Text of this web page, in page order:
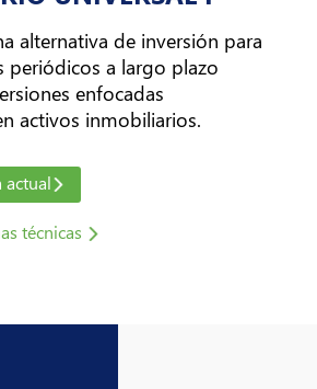
alternativa de inversión para
periódicos a largo plazo
enfocadas
activos inmobiliarios.
actual
técnicas